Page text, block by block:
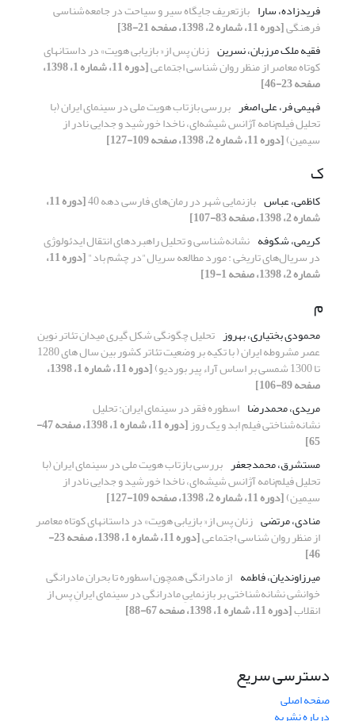
فریدزاده، سارا بازتعریف جایگاه سیر و سیاحت در جامعه‌شناسی
فرهنگی[دوره 11، شماره 2، 1398، صفحه 21-38]
فقیه ملک مرزبان، نسرین زنان پس از« بازیابی هویت» در داستان‏های
کوتاه معاصر از منظر روان شناسی اجتماعی [دوره 11، شماره 1، 1398،
صفحه 23-46]
فهیمی فر، علی اصغر بررسی بازتاب هویت ملی در سینمای ایران (با
تحلیل فیلم‌نامه آژانس شیشه‌ای، ناخدا خورشید و جدایی نادر از
سیمین)[دوره 11، شماره 2، 1398، صفحه 109-127]
ک
کاظمی، عباس بازنمایی شهر در رمان‌های فارسی دهه 40 [دوره 11،
شماره 2، 1398، صفحه 83-107]
کریمی، شکوفه نشانه‌شناسی و تحلیل راهبردهای انتقال ایدئولوژی
در سریال‌های تاریخی : مورد مطالعه سریال"در چشم باد" [دوره 11،
شماره 2، 1398، صفحه 1-19]
م
محمودی بختیاری، بهروز تحلیل چگونگی شکل گیری میدان تئاتر نوین
عصر مشروطه ایران ( با تکیه بر وضعیت تئاتر کشور بین سال های 1280
تا 1300 شمسی بر اساس آراء پیر بوردیو) [دوره 11، شماره 1، 1398،
صفحه 89-106]
مریدی، محمدرضا اسطوره فقر در سینمای ایران: تحلیل
نشانه‌شناختی فیلم ابد و یک روز [دوره 11، شماره 1، 1398، صفحه 47-
65]
مستشرق، محمدجعفر بررسی بازتاب هویت ملی در سینمای ایران (با
تحلیل فیلم‌نامه آژانس شیشه‌ای، ناخدا خورشید و جدایی نادر از
سیمین)[دوره 11، شماره 2، 1398، صفحه 109-127]
منادی، مرتضی زنان پس از« بازیابی هویت» در داستان‏های کوتاه معاصر
از منظر روان شناسی اجتماعی [دوره 11، شماره 1، 1398، صفحه 23-
46]
میرزاوندیان، فاطمه از مادرانگی همچون اسطوره تا بحران مادرانگی
خوانشی نشانه‌شناختی بر بازنماییِ مادرانگی در سینمای ایرانِ پس از
انقلاب[دوره 11، شماره 1، 1398، صفحه 67-88]
دسترسی سریع
صفحه اصلی
درباره نشریه